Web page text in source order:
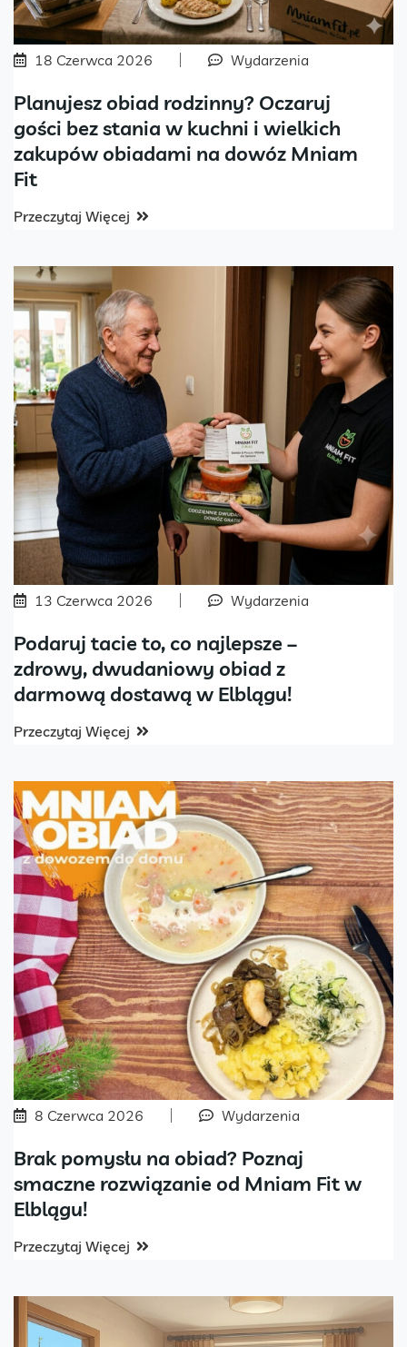
18 Czerwca 2026 Wydarzenia
Planujesz obiad rodzinny? Oczaruj
gości bez stania w kuchni i wielkich
zakupów obiadami na dowóz Mniam
Fit
Przeczytaj Więcej
13 Czerwca 2026 Wydarzenia
Podaruj tacie to, co najlepsze –
zdrowy, dwudaniowy obiad z
darmową dostawą w Elblągu!
Przeczytaj Więcej
8 Czerwca 2026 Wydarzenia
Brak pomysłu na obiad? Poznaj
smaczne rozwiązanie od Mniam Fit w
Elblągu!
Przeczytaj Więcej